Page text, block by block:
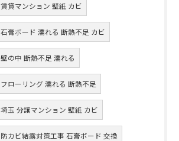
賃貸マンション 壁紙 カビ
石膏ボード 濡れる 断熱不足 カビ
壁の中 断熱不足 濡れる
フローリング 濡れる 断熱不足
埼玉 分譲マンション 壁紙 カビ
防カビ結露対策工事 石膏ボード 交換